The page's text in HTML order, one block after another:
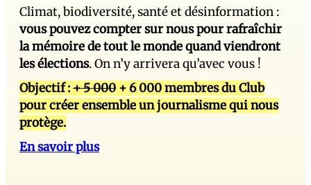
Climat, biodiversité, santé et désinformation :
vous pouvez compter sur nous pour rafraîchir
la mémoire de tout le monde quand viendront
les élections. On n’y arrivera qu’avec vous !
Objectif :+ 5 000 + 6 000 membres du Club
pour créer ensemble un journalisme qui nous
protège.
En savoir plus